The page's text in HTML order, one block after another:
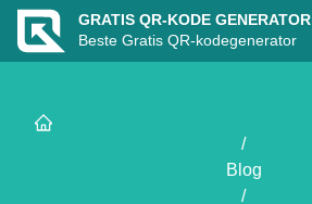
GRATIS QR-KODE GENERATOR
Beste Gratis QR-kodegenerator
/
Blog
/